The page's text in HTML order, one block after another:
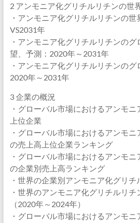
2 アンモニア化グリチルリチンの世
・アンモニア化グリチルリチンの
VS2031年
・アンモニア化グリチルリチンの
望、予測：2020年～2031年
・アンモニア化グリチルリチンのグ
2020年～2031年
3 企業の概況
・グローバル市場におけるアンモ
上位企業
・グローバル市場におけるアンモ
の売上高上位企業ランキング
・グローバル市場におけるアンモ
の企業別売上高ランキング
・世界の企業別アンモニア化グリ
・世界のアンモニア化グリチルリ
（2020年～2024年）
・グローバル市場におけるアンモ